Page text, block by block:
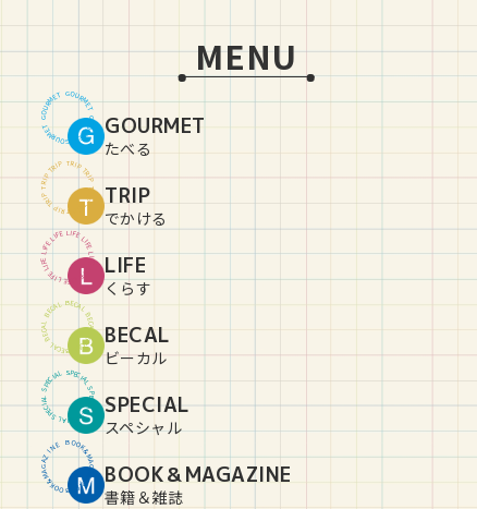
MENU
GOURME
T
G
O
U
R
M
E
T
G
O
U
R
M
E
T
G
O
U
RMET
GOURMET
たべる
TRIPT
RI
P
T
R
P
T
R
T
R
I
P
T
R
I
P
T
R
I
P
T
RIP
TRIP
でかける
LIFEL
IF
E
L
F
L
I
FE
F
E
L
I
F
E
L
I
F
E
L
IF
E
LIFE
LIFE
くらす
BECA
L
BE
C
A
L
B
E
C
A
B
E
C
A
L
B
E
C
A
L
BE
CAL
BECAL
ビーカル
SPECI
A
L
SP
E
C
A
L
S
P
CI
A
L
S
P
E
C
I
A
L
SP
E
CIAL
SPECIAL
スペシャル
BOOK
&M
A
G
A
Z
I
N
E
B
O
O
K
&
M
A
G
A
Z
I
NE
BOOK＆MAGAZINE
書籍＆雑誌